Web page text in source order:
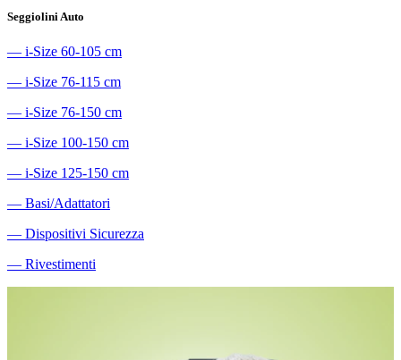
Seggiolini Auto
― i-Size 60-105 cm
― i-Size 76-115 cm
― i-Size 76-150 cm
― i-Size 100-150 cm
― i-Size 125-150 cm
― Basi/Adattatori
― Dispositivi Sicurezza
― Rivestimenti